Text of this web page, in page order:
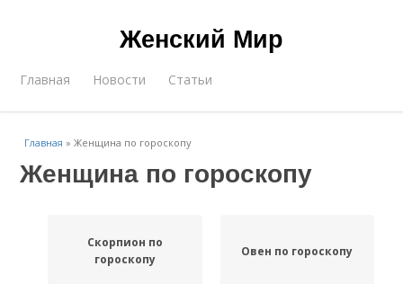
Женский Мир
Главная Новости Статьи
Главная »Женщина по гороскопу
Женщина по гороскопу
Скорпион по
гороскопу
Овен по гороскопу